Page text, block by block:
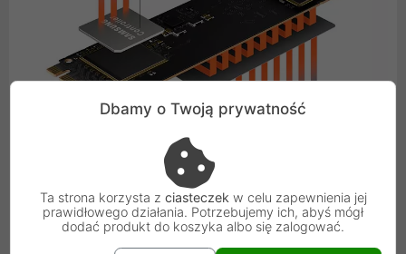
Dbamy o Twoją prywatność
Ta strona korzysta z ciasteczek w celu zapewnienia jej
prawidłowego działania. Potrzebujemy ich, abyś mógł
dodać produkt do koszyka albo się zalogować.